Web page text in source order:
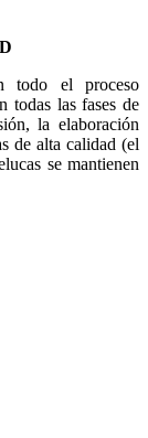
todo el proceso
todas las fases de
la elaboración
de alta calidad (el
se mantienen